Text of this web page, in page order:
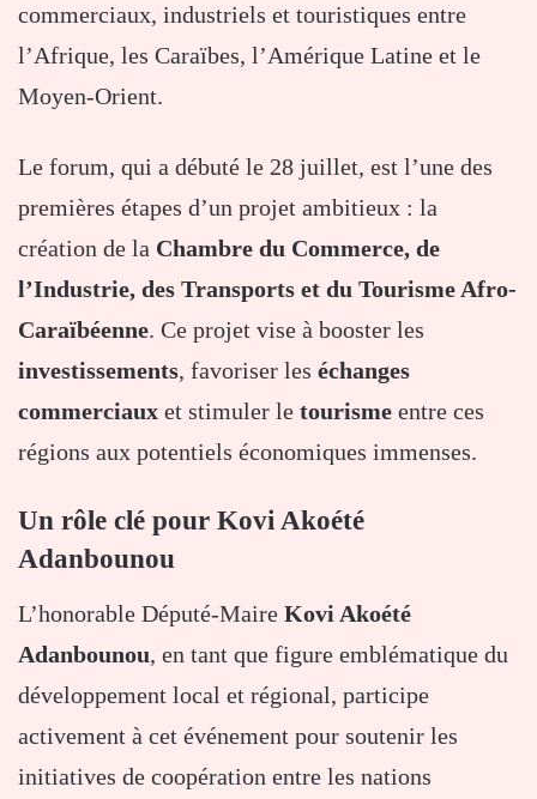
commerciaux, industriels et touristiques entre
l’Afrique, les Caraïbes, l’Amérique Latine et le
Moyen-Orient.
Le forum, qui a débuté le 28 juillet, est l’une des
premières étapes d’un projet ambitieux : la
création de la Chambre du Commerce, de
l’Industrie, des Transports et du Tourisme Afro-
Caraïbéenne. Ce projet vise à booster les
investissements, favoriser les échanges
commerciaux et stimuler le tourisme entre ces
régions aux potentiels économiques immenses.
Un rôle clé pour Kovi Akoété
Adanbounou
L’honorable Député-Maire Kovi Akoété
Adanbounou, en tant que figure emblématique du
développement local et régional, participe
activement à cet événement pour soutenir les
initiatives de coopération entre les nations